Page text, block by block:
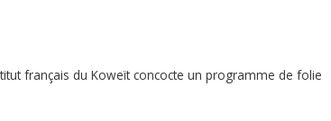
français du Koweït concocte un programme de folie